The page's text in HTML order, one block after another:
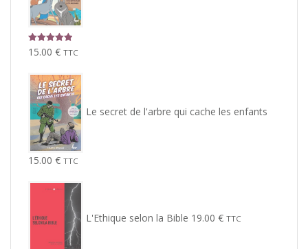
Note 5.00
15.00 € TTC
Le secret de l'arbre qui cache les enfants
15.00 € TTC
L'Ethique selon la Bible 19.00 € TTC